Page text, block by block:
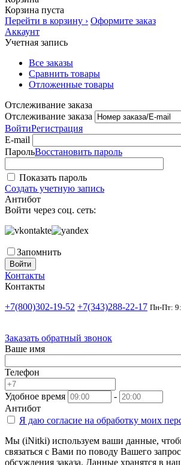
Корзина пуста
Перейти в корзину › Оформите заказ
Аккаунт
Учетная запись
Все заказы
Сравнить товары
Отложенные товары
Отслеживание заказа
Отслеживание заказа
ВойтиРегистрация
E-mail
ПарольВосстановить пароль
Показать пароль
Создать учетную запись
Антибот
Войти через соц. сеть:
Запомнить
Войти
Контакты
Контакты
+7(800)302-19-52 +7(343)288-22-17 Пн-Пт:
Заказать обратный звонок
Ваше имя
Телефон
Удобное время
-
Антибот
Я даю согласие на обработку моих
Мы (iNitki) используем ваши данные,
связаться с Вами по поводу Вашего
обсуждения заказа. Данные хранятся в